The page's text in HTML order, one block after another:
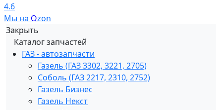
4.6
Мы на Ozon
Закрыть
Каталог запчастей
ГАЗ - автозапчасти
Газель (ГАЗ 3302, 3221, 2705)
Соболь (ГАЗ 2217, 2310, 2752)
Газель Бизнес
Газель Некст